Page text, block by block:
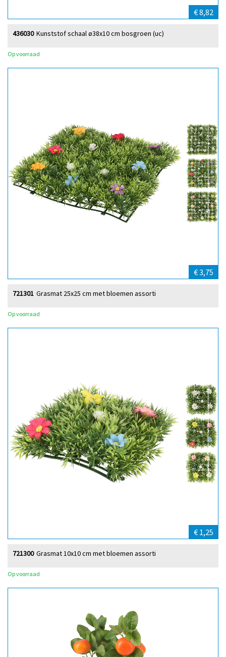
€ 8,82
Kunststof schaal ø38x10 cm bosgroen (uc)
436030
Op voorraad
€ 3,75
Grasmat 25x25 cm met bloemen assorti
721301
Op voorraad
€ 1,25
Grasmat 10x10 cm met bloemen assorti
721300
Op voorraad